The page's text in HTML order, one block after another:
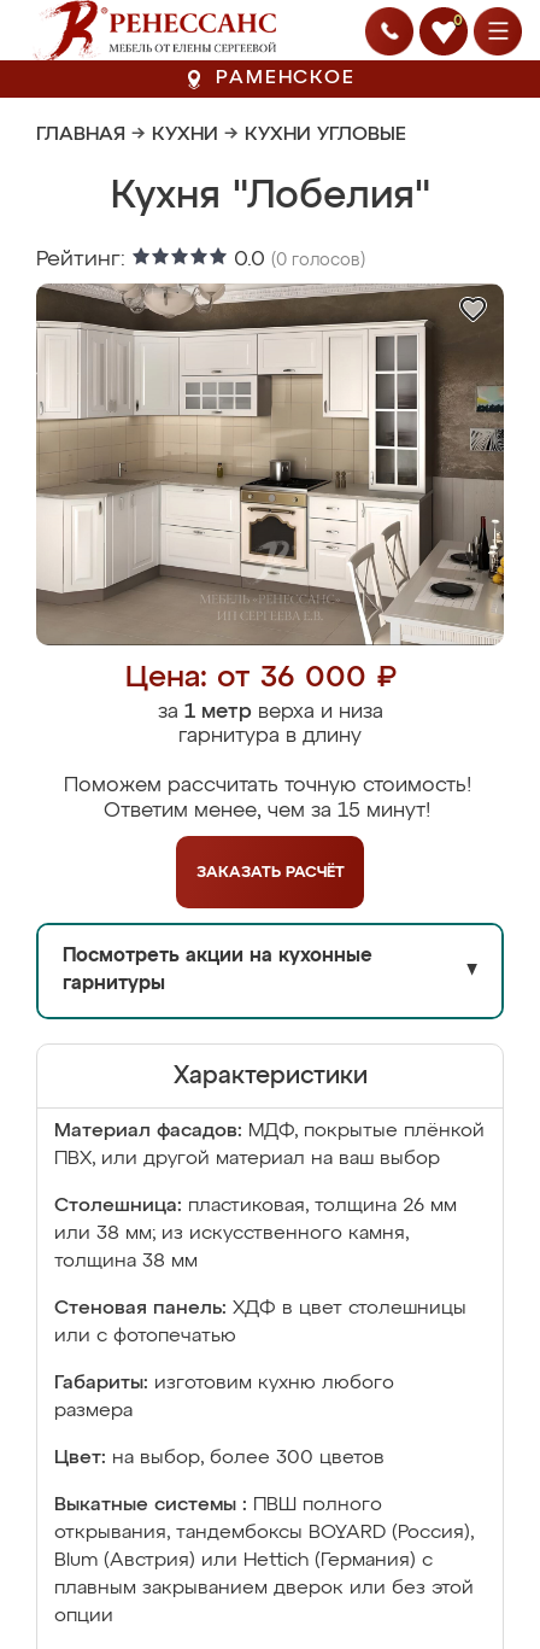
0
РАМЕНСКОЕ
ГЛАВНАЯ → КУХНИ → КУХНИ УГЛОВЫЕ
Кухня "Лобелия"
Рейтинг: 0.0 (0 голосов)
Цена: от 36 000 ₽
за 1 метрверха и низа
гарнитура в длину
Поможем рассчитать точную стоимость!
Ответим менее, чем за 15 минут!
ЗАКАЗАТЬ РАСЧЁТ
Посмотреть акции на кухонные
гарнитуры
▼
Характеристики
Материал фасадов: МДФ, покрытые плёнкой
ПВХ, или другой материал на ваш выбор
Столешница: пластиковая, толщина 26 мм
или 38 мм; из искусственного камня,
толщина 38 мм
Стеновая панель: ХДФ в цвет столешницы
или с фотопечатью
Габариты: изготовим кухню любого
размера
Цвет: на выбор, более 300 цветов
Выкатные системы :
ПВШ полного
открывания, тандембоксы BOYARD (Россия),
Blum (Австрия) или Hettich (Германия) с
плавным закрыванием дверок или без этой
опции